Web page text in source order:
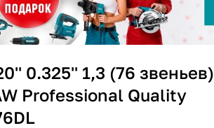
0.325'' 1,3 (76 звеньев)
Professional Quality